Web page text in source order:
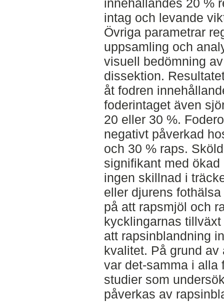
innehållandes 20 %
intag och levande
Övriga parametrar
uppsamling och
visuell bedömning
dissektion.
åt fodren
foderintaget även
20 eller 30 %.
negativt påverkad
och 30 % raps.
signifikant med
ingen skillnad i
eller djurens
på att rapsmjöl och
kycklingarnas
att rapsinblandning
kvalitet. På grund
var det-samma i alla
studier som
påverkas av